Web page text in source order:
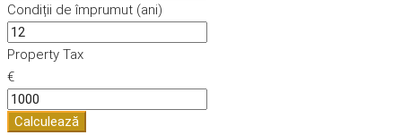
Condiții de împrumut (ani)
Property Tax
€
Calculează